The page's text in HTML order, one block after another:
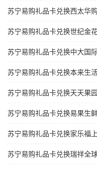
苏宁易购礼品卡兑换西太华
苏宁易购礼品卡兑换世纪金
苏宁易购礼品卡兑换中大国
苏宁易购礼品卡兑换本来生
苏宁易购礼品卡兑换天天果
苏宁易购礼品卡兑换易果生
苏宁易购礼品卡兑换家乐福
苏宁易购礼品卡兑换瑞祥全